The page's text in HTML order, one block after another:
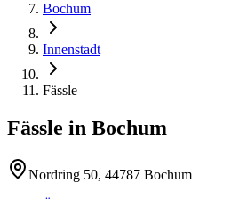
Bochum
Innenstadt
Fässle
Fässle in Bochum
Nordring 50, 44787 Bochum